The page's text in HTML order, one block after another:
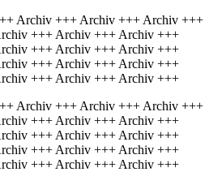
Archiv +++ Archiv +++ Archiv +++
+++ Archiv +++ Archiv +++
+++ Archiv +++ Archiv +++
+++ Archiv +++ Archiv +++
+++ Archiv +++ Archiv +++
Archiv +++ Archiv +++ Archiv +++
+++ Archiv +++ Archiv +++
+++ Archiv +++ Archiv +++
+++ Archiv +++ Archiv +++
+++ Archiv +++ Archiv +++